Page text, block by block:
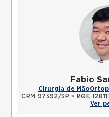
Fabio
Cirurgia de Mão
CRM 97392/SP • RQE
Ver